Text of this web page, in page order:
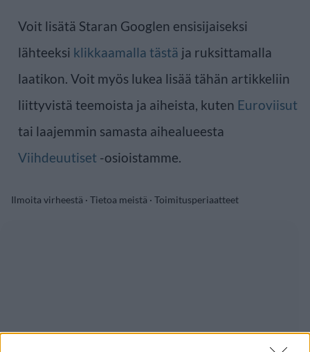
Voit lisätä Staran Googlen ensisijaiseksi
lähteeksi klikkaamalla tästä ja ruksittamalla
laatikon. Voit myös lukea lisää tähän artikkeliin
liittyvistä teemoista ja aiheista, kuten Euroviisut
tai laajemmin samasta aihealueesta
Viihdeuutiset -osioistamme.
Ilmoita virheestä · Tietoa meistä · Toimitusperiaatteet